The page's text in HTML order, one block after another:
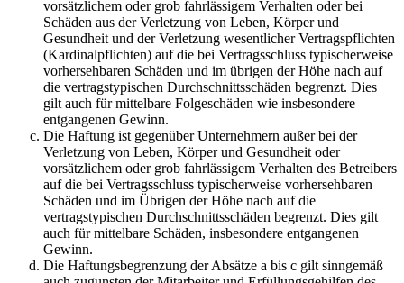
vorsätzlichem oder grob fahrlässigem Verhalten oder bei
Schäden aus der Verletzung von Leben, Körper und
Gesundheit und der Verletzung wesentlicher Vertragspflichten
(Kardinalpflichten) auf die bei Vertragsschluss typischerweise
vorhersehbaren Schäden und im übrigen der Höhe nach auf
die vertragstypischen Durchschnittsschäden begrenzt. Dies
gilt auch für mittelbare Folgeschäden wie insbesondere
entgangenen Gewinn.
Die Haftung ist gegenüber Unternehmern außer bei der
Verletzung von Leben, Körper und Gesundheit oder
vorsätzlichem oder grob fahrlässigem Verhalten des Betreibers
auf die bei Vertragsschluss typischerweise vorhersehbaren
Schäden und im Übrigen der Höhe nach auf die
vertragstypischen Durchschnittsschäden begrenzt. Dies gilt
auch für mittelbare Schäden, insbesondere entgangenen
Gewinn.
Die Haftungsbegrenzung der Absätze a bis c gilt sinngemäß